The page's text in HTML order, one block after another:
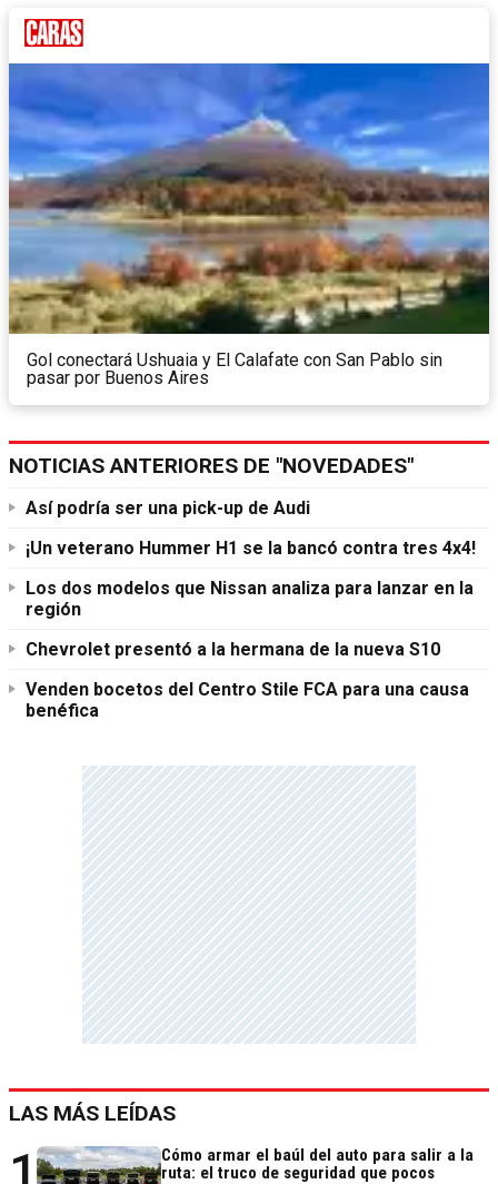
Gol conectará Ushuaia y El Calafate con San Pablo sin
pasar por Buenos Aires
NOTICIAS ANTERIORES DE "NOVEDADES"
Así podría ser una pick-up de Audi
¡Un veterano Hummer H1 se la bancó contra tres 4x4!
Los dos modelos que Nissan analiza para lanzar en la
región
Chevrolet presentó a la hermana de la nueva S10
Venden bocetos del Centro Stile FCA para una causa
benéfica
LAS MÁS LEÍDAS
Cómo armar el baúl del auto para salir a la
ruta: el truco de seguridad que pocos